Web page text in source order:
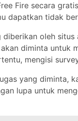
Fire secara
dapatkan tidak
diberikan oleh
diminta untuk
mengisi
yang diminta,
lupa untuk